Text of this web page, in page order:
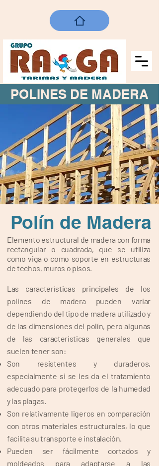
POLINES DE MADERA
Polín de Madera
Elemento estructural de madera con forma
rectangular o cuadrada, que se utiliza
como viga o como soporte en estructuras
de techos, muros o pisos.
Las características principales de los
polines de madera pueden variar
dependiendo del tipo de madera utilizado y
de las dimensiones del polín, pero algunas
de las características generales que
suelen tener son:
Son resistentes y duraderos,
especialmente si se les da el tratamiento
adecuado para protegerlos de la humedad
y las plagas.
Son relativamente ligeros en comparación
con otros materiales estructurales, lo que
facilita su transporte e instalación.
Pueden ser fácilmente cortados y
moldeados para adaptarse a las